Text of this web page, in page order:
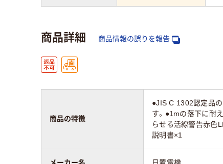
商品詳細 商品情報の誤りを報告
商品の特徴
●JIS C 1302認定品
す。●1mの落下に耐
らせる活線警告赤色
説明書×1